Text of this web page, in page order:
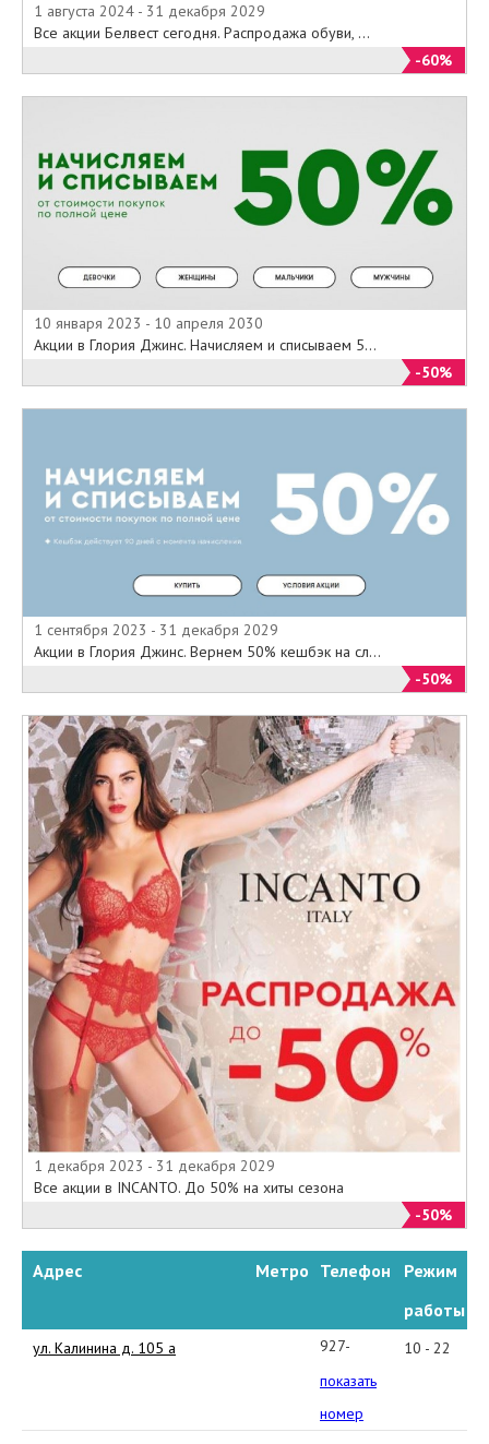
1 августа 2024 - 31 декабря 2029
Все акции Белвест сегодня. Распродажа обуви, ...
-60%
10 января 2023 - 10 апреля 2030
Акции в Глория Джинс. Начисляем и списываем 5...
-50%
1 сентября 2023 - 31 декабря 2029
Акции в Глория Джинс. Вернем 50% кешбэк на сл...
-50%
1 декабря 2023 - 31 декабря 2029
Все акции в INCANTO. До 50% на хиты сезона
-50%
Адрес Метро Телефон
Режим
работы
ул. Калинина д. 105 а
927-
667-
04-
показать
номер
10 - 22